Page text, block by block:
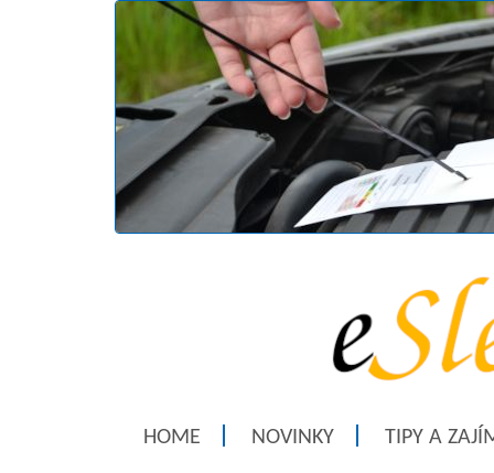
HOME NOVINKY TIPY A